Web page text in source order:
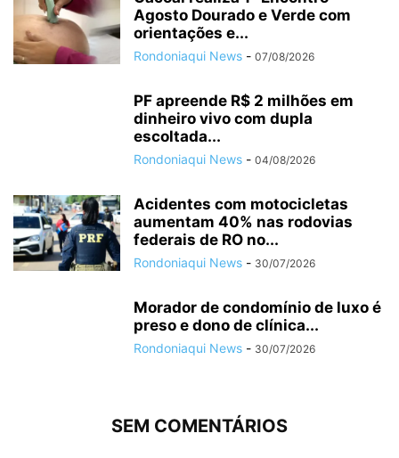
Agosto Dourado e Verde com
orientações e...
Rondoniaqui News - 07/08/2026
PF apreende R$ 2 milhões em
dinheiro vivo com dupla
escoltada...
Rondoniaqui News - 04/08/2026
Acidentes com motocicletas
aumentam 40% nas rodovias
federais de RO no...
Rondoniaqui News - 30/07/2026
Morador de condomínio de luxo é
preso e dono de clínica...
Rondoniaqui News - 30/07/2026
SEM COMENTÁRIOS